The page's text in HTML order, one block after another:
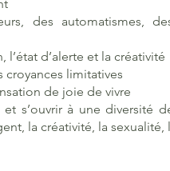
des automatismes,
d’alerte et la créativité
limitatives
de joie de vivre
et s’ouvrir à une diversité
la créativité, la